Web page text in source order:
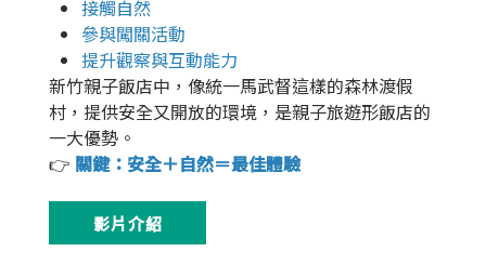
接觸自然
參與闖關活動
提升觀察與互動能力
新竹親子飯店中，像統一馬武督這樣的森林渡假
村，提供安全又開放的環境，是親子旅遊形飯店的
一大優勢。
👉 關鍵： 安全＋自然＝最佳體驗
影片介紹